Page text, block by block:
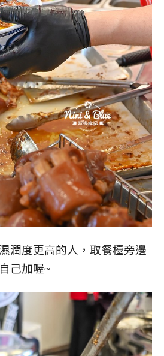
潤度更高的人，取餐檯旁邊
己加喔~